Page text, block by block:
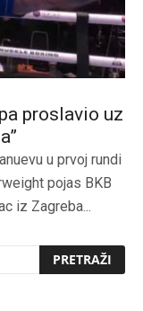
proslavio uz
u prvoj rundi
pojas BKB
iz Zagreba...